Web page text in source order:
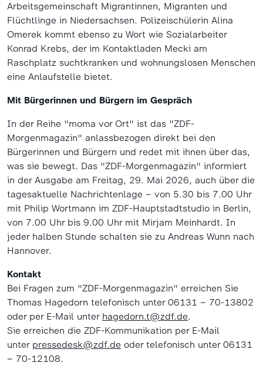
Arbeitsgemeinschaft Migrantinnen, Migranten und
Flüchtlinge in Niedersachsen. Polizeischülerin Alina
Omerek kommt ebenso zu Wort wie Sozialarbeiter
Konrad Krebs, der im Kontaktladen Mecki am
Raschplatz suchtkranken und wohnungslosen Menschen
eine Anlaufstelle bietet.
Mit Bürgerinnen und Bürgern im Gespräch
In der Reihe "moma vor Ort" ist das "ZDF-
Morgenmagazin" anlassbezogen direkt bei den
Bürgerinnen und Bürgern und redet mit ihnen über das,
was sie bewegt. Das "ZDF-Morgenmagazin" informiert
in der Ausgabe am Freitag, 29. Mai 2026, auch über die
tagesaktuelle Nachrichtenlage – von 5.30 bis 7.00 Uhr
mit Philip Wortmann im ZDF-Hauptstadtstudio in Berlin,
von 7.00 Uhr bis 9.00 Uhr mit Mirjam Meinhardt. In
jeder halben Stunde schalten sie zu Andreas Wunn nach
Hannover.
Kontakt
Bei Fragen zum "ZDF-Morgenmagazin" erreichen Sie
Thomas Hagedorn telefonisch unter 06131 – 70-13802
oder per E-Mail unter hagedorn.t@zdf.de.
Sie erreichen die ZDF-Kommunikation per E-Mail
unter pressedesk@zdf.de oder telefonisch unter 06131
– 70-12108.